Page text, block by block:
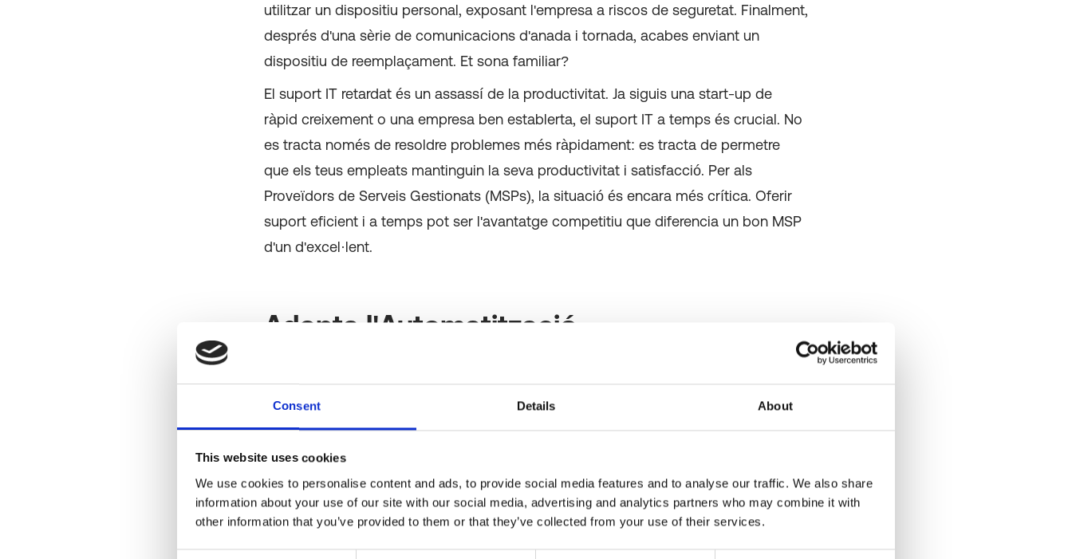
Consent Details About
This website uses cookies
We use cookies to personalise content and ads, to provide social media features and to analyse our traffic. We also share
information about your use of our site with our social media, advertising and analytics partners who may combine it with
other information that you’ve provided to them or that they’ve collected from your use of their services.
utilitzar un dispositiu personal, exposant l'empresa a riscos de seguretat. Finalment,
després d'una sèrie de comunicacions d'anada i tornada, acabes enviant un
dispositiu de reemplaçament. Et sona familiar?
El suport IT retardat és un assassí de la productivitat. Ja siguis una start-up de
ràpid creixement o una empresa ben establerta, el suport IT a temps és crucial. No
es tracta només de resoldre problemes més ràpidament: es tracta de permetre
que els teus empleats mantinguin la seva productivitat i satisfacció. Per als
Proveïdors de Serveis Gestionats (MSPs), la situació és encara més crítica. Oferir
suport eficient i a temps pot ser l'avantatge competitiu que diferencia un bon MSP
d'un d'excel·lent.
Adopta l'Automatització
les hores productives crítiques.